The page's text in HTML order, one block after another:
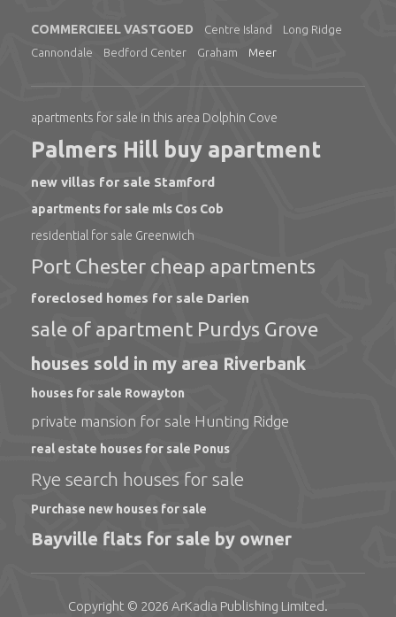
COMMERCIEEL VASTGOED Centre Island
Long Ridge
Cannondale
Bedford Center Graham Meer
apartments for sale in this area Dolphin Cove
Palmers Hill buy apartment
new villas for sale Stamford
apartments for sale mls Cos Cob
residential for sale Greenwich
Port Chester cheap apartments
foreclosed homes for sale Darien
sale of apartment Purdys Grove
houses sold in my area Riverbank
houses for sale Rowayton
private mansion for sale Hunting Ridge
real estate houses for sale Ponus
Rye search houses for sale
Purchase new houses for sale
Bayville flats for sale by owner
Copyright © 2026 ArKadia Publishing Limited.